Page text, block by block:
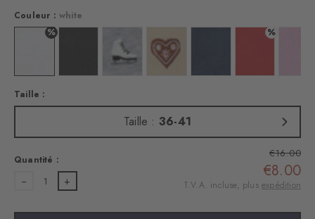
Couleur : white
%
Couleur : blackCouleur : l. grey mel.
Couleur : cream
%
Taille :
Taille : 36-41
Quantité :
1
€16.00
€8.00
T.V.A. incluse, plus expédition